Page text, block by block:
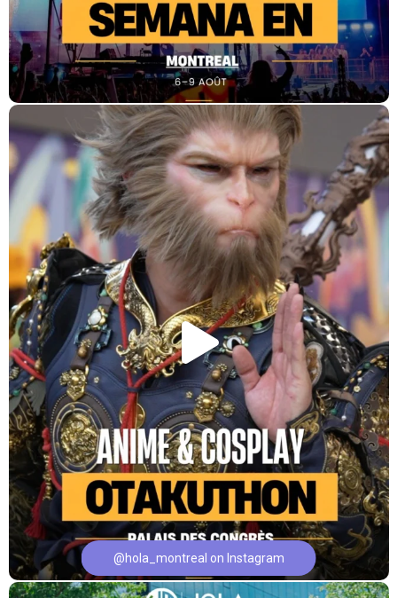
@hola_montreal on Instagram